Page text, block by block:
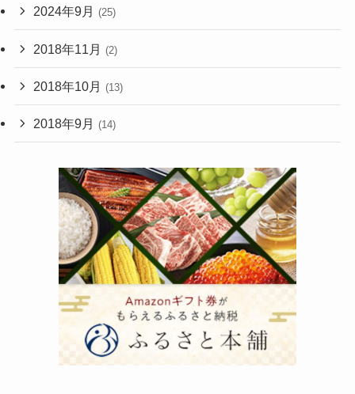
2024年9月 (25)
2018年11月 (2)
2018年10月 (13)
2018年9月 (14)